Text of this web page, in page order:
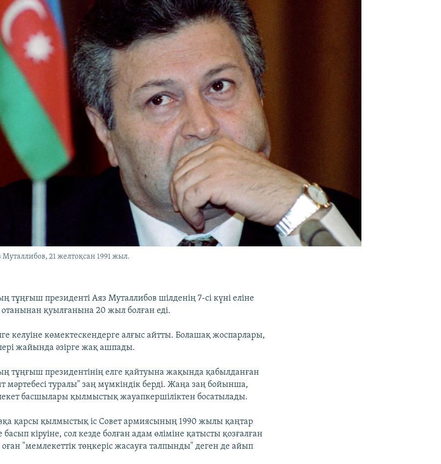
21 желтоқсан 1991 жыл.
тұңғыш президенті Аяз Муталлибов шілденің 7-сі күні еліне
қуылғанына 20 жыл болған еді.
келуіне көмектескендерге алғыс айтты. Болашақ жоспарлары,
жайында әзірге жақ ашпады.
тұңғыш президентінің елге қайтуына жақында қабылданған
мәртебесі туралы" заң мүмкіндік берді. Жаңа заң бойынша,
басшылары қылмыстық жауапкершіліктен босатылады.
қарсы қылмыстық іс Совет армиясының 1990 жылы қаңтар
кіруіне, сол кезде болған адам өліміне қатысты қозғалған
оған "мемлекеттік төңкеріс жасауға талпынды" деген де айып